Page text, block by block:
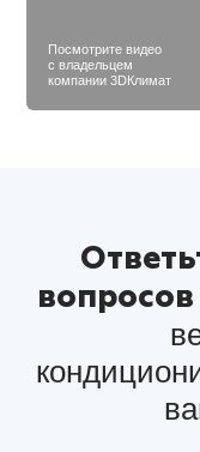
Посмотрите видео
с владельцем
компании 3DКлимат
вопросов